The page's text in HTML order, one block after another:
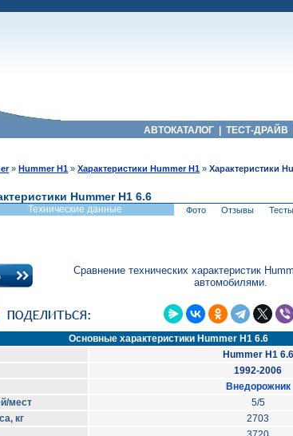
АВТОКАТАЛОГ ТЕСТ-ДРАЙВ
»Hummer H1 »Характеристики Hummer H1 »Характеристики
Hummer H1 6.6
Технические данные Фото Отзывы Тесты
Сравнение технических характеристик
автомобилями.
Основные характеристики Hummer H1 6.6
Hummer H1 6.6
1992-2006
Внедорожник
мест
5/5
кг
2703